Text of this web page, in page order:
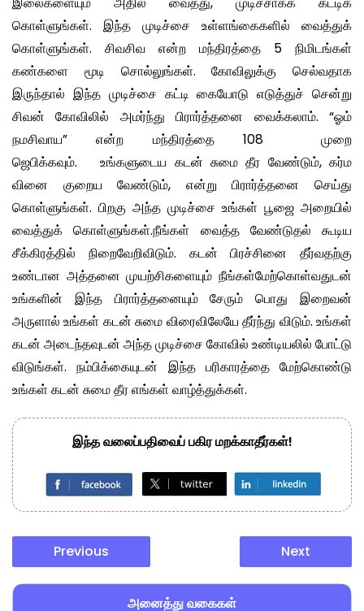
கொள்ளுங்கள். இந்த முடிச்சை உள்ளங்கைகளில் வைத்துக்
கொள்ளுங்கள். சிவசிவ என்ற மந்திரத்தை 5 நிமிடங்கள்
கண்களை மூடி சொல்லுங்கள். கோவிலுக்கு செல்வதாக
இருந்தால் இந்த முடிச்சை கட்டி கையோடு எடுத்துச் சென்று
சிவன் கோவிலில் அமர்ந்து பிரார்த்தனை வைக்கலாம். “ஓம்
நமசிவாய” என்ற மந்திரத்தை 108 முறை
ஜெபிக்கவும். உங்களுடைய கடன் சுமை தீர வேண்டும், கர்ம
வினை குறைய வேண்டும், என்று பிரார்த்தனை செய்து
கொள்ளுங்கள். பிறகு அந்த முடிச்சை உங்கள் பூஜை அறையில்
வைத்துக் கொள்ளுங்கள்.நீங்கள் வைத்த வேண்டுதல் கூடிய
சீக்கிரத்தில் நிறைவேறிவிடும். கடன் பிரச்சினை தீர்வதற்கு
உண்டான அத்தனை முயற்சிகளையும் நீங்கள்மேற்கொள்வதுடன்
உங்களின் இந்த பிரார்த்தனையும் சேரும் பொது இறைவன்
அருளால் உங்கள் கடன் சுமை விரைவிலேயே தீர்ந்து விடும். உங்கள்
கடன் அடைந்தவுடன் அந்த முடிச்சை கோவில் உண்டியலில் போட்டு
விடுங்கள். நம்பிக்கையுடன் இந்த பரிகாரத்தை மேற்கொண்டு
உங்கள் கடன் சுமை தீர எங்கள் வாழ்த்துக்கள்.
இந்த வலைப்பதிவைப் பகிர மறக்காதீர்கள்!
Previous Next
அனைத்து வகைகள்